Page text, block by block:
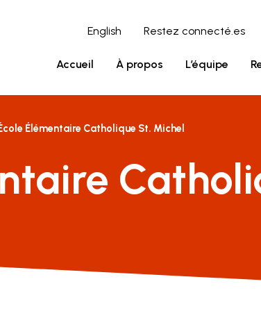
English Restez connecté.es
Accueil À propos L’équipe
Élémentaire Catholique St. Michel